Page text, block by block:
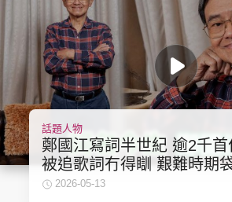
話題人物
鄭國江寫詞半世紀 逾2千
被追歌詞冇得瞓 艱難時期
2026-05-13